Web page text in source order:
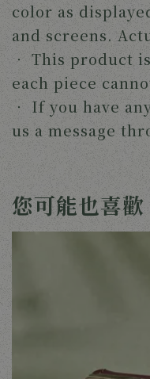
color as
and screens.
‧ This product
each piece
‧ If you have
us a message
您可能也喜歡